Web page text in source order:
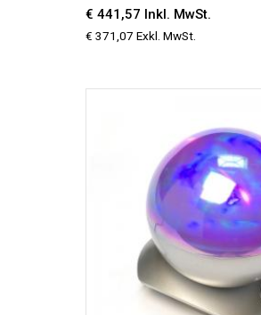
€ 441,57 Inkl. MwSt.
€ 371,07 Exkl. MwSt.